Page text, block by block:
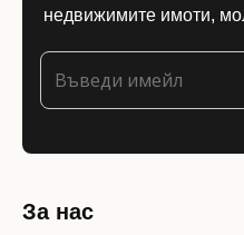
недвижимите имоти,
За нас